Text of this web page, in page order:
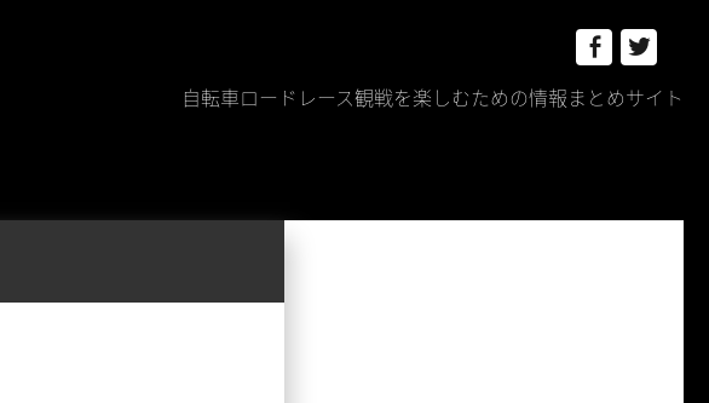
自転車ロードレース観戦を楽しむための情報まとめサイト
Facebook